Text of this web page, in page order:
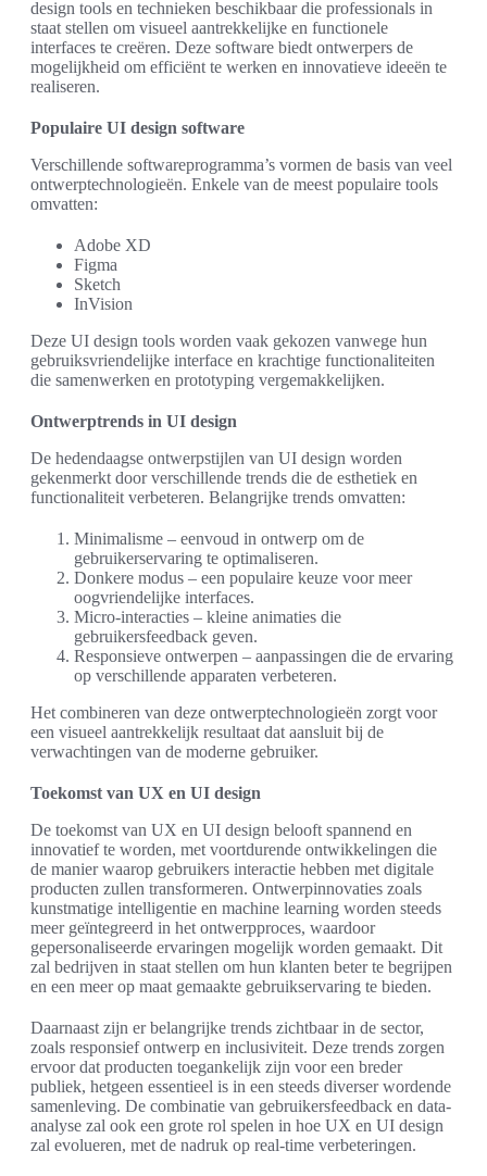
design tools en technieken beschikbaar die professionals in
staat stellen om visueel aantrekkelijke en functionele
interfaces te creëren. Deze software biedt ontwerpers de
mogelijkheid om efficiënt te werken en innovatieve ideeën te
realiseren.
Populaire UI design software
Verschillende softwareprogramma’s vormen de basis van veel
ontwerptechnologieën. Enkele van de meest populaire tools
omvatten:
Adobe XD
Figma
Sketch
InVision
Deze UI design tools worden vaak gekozen vanwege hun
gebruiksvriendelijke interface en krachtige functionaliteiten
die samenwerken en prototyping vergemakkelijken.
Ontwerptrends in UI design
De hedendaagse ontwerpstijlen van UI design worden
gekenmerkt door verschillende trends die de esthetiek en
functionaliteit verbeteren. Belangrijke trends omvatten:
Minimalisme – eenvoud in ontwerp om de
gebruikerservaring te optimaliseren.
Donkere modus – een populaire keuze voor meer
oogvriendelijke interfaces.
Micro-interacties – kleine animaties die
gebruikersfeedback geven.
Responsieve ontwerpen – aanpassingen die de ervaring
op verschillende apparaten verbeteren.
Het combineren van deze ontwerptechnologieën zorgt voor
een visueel aantrekkelijk resultaat dat aansluit bij de
verwachtingen van de moderne gebruiker.
Toekomst van UX en UI design
De toekomst van UX en UI design belooft spannend en
innovatief te worden, met voortdurende ontwikkelingen die
de manier waarop gebruikers interactie hebben met digitale
producten zullen transformeren. Ontwerpinnovaties zoals
kunstmatige intelligentie en machine learning worden steeds
meer geïntegreerd in het ontwerpproces, waardoor
gepersonaliseerde ervaringen mogelijk worden gemaakt. Dit
zal bedrijven in staat stellen om hun klanten beter te begrijpen
en een meer op maat gemaakte gebruikservaring te bieden.
Daarnaast zijn er belangrijke trends zichtbaar in de sector,
zoals responsief ontwerp en inclusiviteit. Deze trends zorgen
ervoor dat producten toegankelijk zijn voor een breder
publiek, hetgeen essentieel is in een steeds diverser wordende
samenleving. De combinatie van gebruikersfeedback en data-
analyse zal ook een grote rol spelen in hoe UX en UI design
zal evolueren, met de nadruk op real-time verbeteringen.